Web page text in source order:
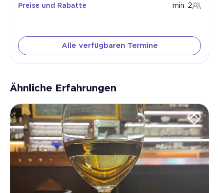
Preise und Rabatte
min. 2
Alle verfügbaren Termine
Ähnliche Erfahrungen